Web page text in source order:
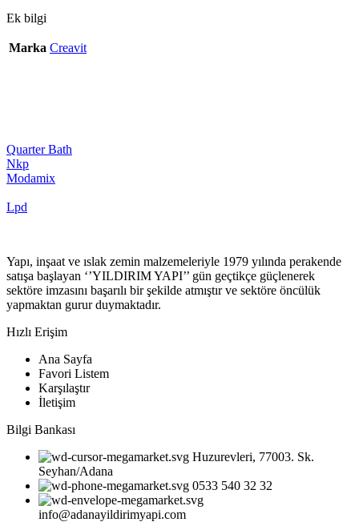
Ek bilgi
Marka Creavit
Quarter Bath
Nkp
Modamix
Lpd
Yapı, inşaat ve ıslak zemin malzemeleriyle 1979 yılında perakende
satışa başlayan ‘’YILDIRIM YAPI’’ gün geçtikçe güçlenerek
sektöre imzasını başarılı bir şekilde atmıştır ve sektöre öncülük
yapmaktan gurur duymaktadır.
Hızlı Erişim
Ana Sayfa
Favori Listem
Karşılaştır
İletişim
Bilgi Bankası
Huzurevleri, 77003. Sk.
Seyhan/Adana
0533 540 32 32
info@adanayildirimyapi.com